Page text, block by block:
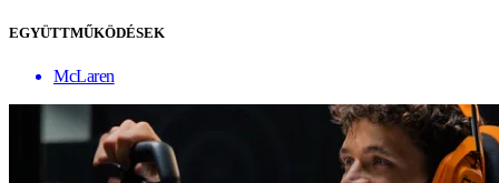
EGYÜTTMŰKÖDÉSEK
McLaren